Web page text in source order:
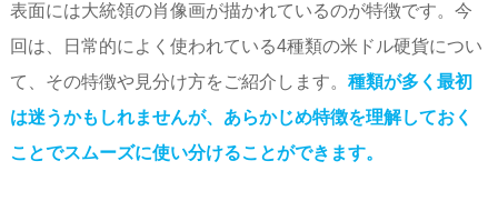
表面には大統領の肖像画が描かれているのが特徴です。今
回は、日常的によく使われている4種類の米ドル硬貨につい
て、その特徴や見分け方をご紹介します。 種類が多く最初
は迷うかもしれませんが、あらかじめ特徴を理解しておく
ことでスムーズに使い分けることができます。